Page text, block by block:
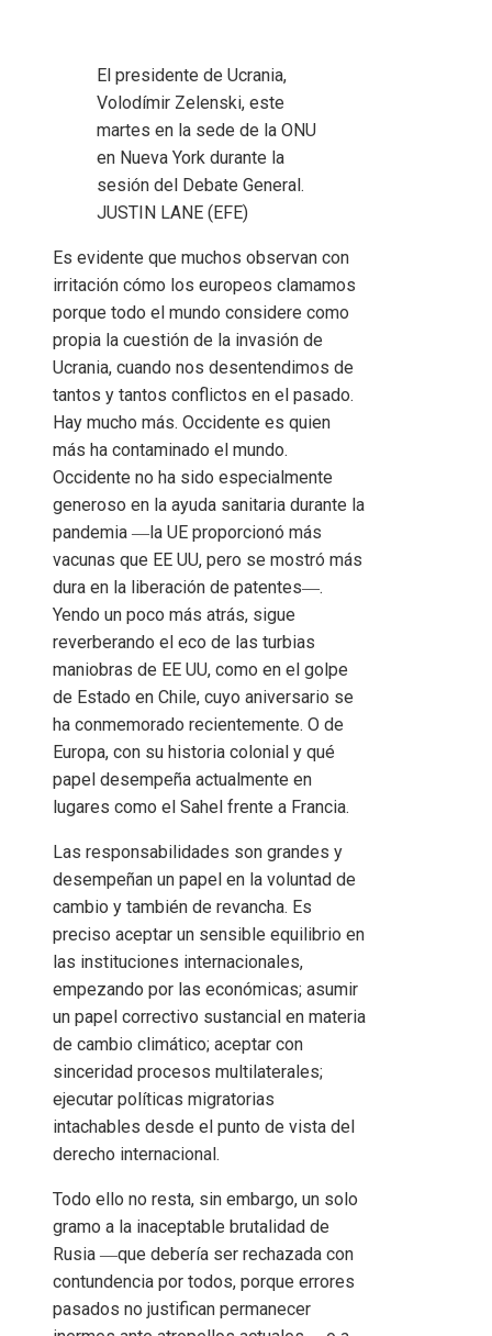
El presidente de Ucrania,
Volodímir Zelenski, este
martes en la sede de la ONU
en Nueva York durante la
sesión del Debate General.
JUSTIN LANE (EFE)
Es evidente que muchos observan con
irritación cómo los europeos clamamos
porque todo el mundo considere como
propia la cuestión de la invasión de
Ucrania, cuando nos desentendimos de
tantos y tantos conflictos en el pasado.
Hay mucho más. Occidente es quien
más ha contaminado el mundo.
Occidente no ha sido especialmente
generoso en la ayuda sanitaria durante la
pandemia ―la UE proporcionó más
vacunas que EE UU, pero se mostró más
dura en la liberación de patentes―.
Yendo un poco más atrás, sigue
reverberando el eco de las turbias
maniobras de EE UU, como en el golpe
de Estado en Chile, cuyo aniversario se
ha conmemorado recientemente. O de
Europa, con su historia colonial y qué
papel desempeña actualmente en
lugares como el Sahel frente a Francia.
Las responsabilidades son grandes y
desempeñan un papel en la voluntad de
cambio y también de revancha. Es
preciso aceptar un sensible equilibrio en
las instituciones internacionales,
empezando por las económicas; asumir
un papel correctivo sustancial en materia
de cambio climático; aceptar con
sinceridad procesos multilaterales;
ejecutar políticas migratorias
intachables desde el punto de vista del
derecho internacional.
Todo ello no resta, sin embargo, un solo
gramo a la inaceptable brutalidad de
Rusia ―que debería ser rechazada con
contundencia por todos, porque errores
pasados no justifican permanecer